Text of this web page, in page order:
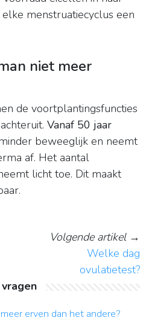
menstruatiecyclus een
niet meer
de voortplantingsfuncties
Vanaf 50 jaar
beweeglijk en neemt
af. Het aantal
licht toe. Dit maakt
Volgende artikel→
Welke dag
ovulatietest?
erven dan het andere?